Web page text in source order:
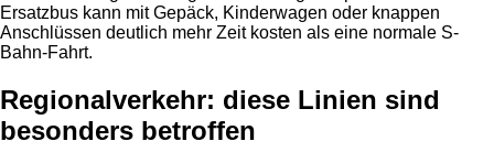
Ersatzbus kann mit Gepäck, Kinderwagen oder knappen
Anschlüssen deutlich mehr Zeit kosten als eine normale S-
Bahn-Fahrt.
Regionalverkehr: diese Linien sind
besonders betroffen